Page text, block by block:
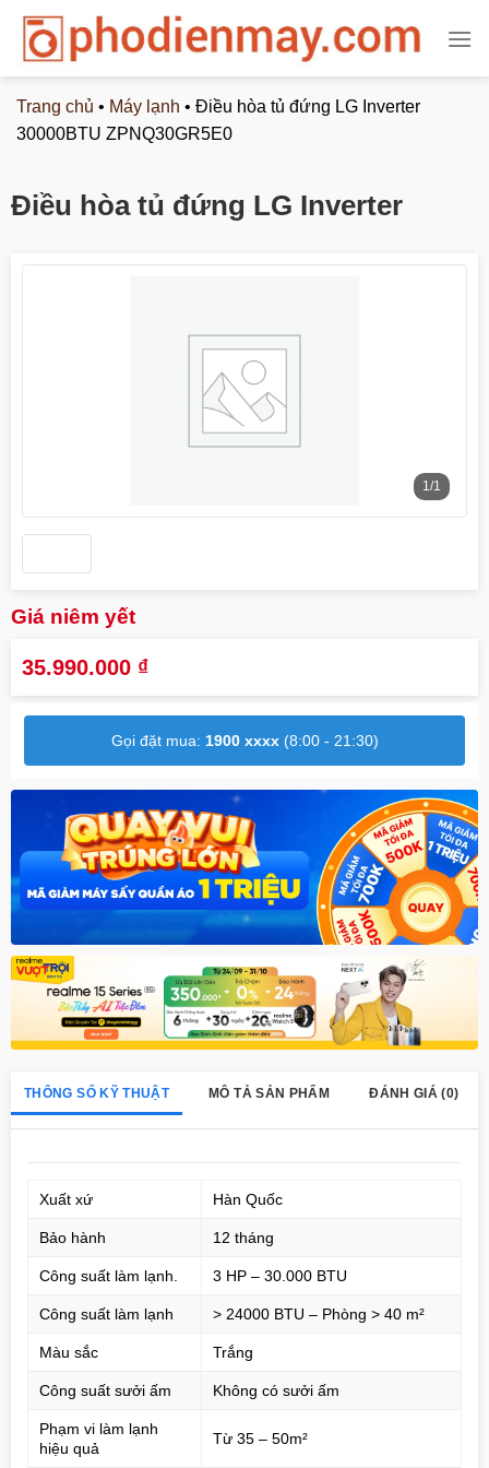
Chuyển
Trang chủ • Máy lạnh • Điều hòa tủ đứng LG Inverter
30000BTU ZPNQ30GR5E0
Điều hòa tủ đứng LG Inverter
1 /1
Giá niêm yết
35.990.000 ₫
Gọi đặt mua: 1900 xxxx(8:00 - 21:30)
THÔNG SỐ KỸ THUẬT MÔ TẢ SẢN PHẨM ĐÁNH GIÁ (0)
Xuất xứ Hàn Quốc
Bảo hành 12 tháng
Công suất làm lạnh. 3 HP – 30.000 BTU
Công suất làm lạnh > 24000 BTU – Phòng > 40 m²
Màu sắc Trắng
Công suất sưởi ấm Không có sưởi ấm
Phạm vi làm lạnh
hiệu quả
Từ 35 – 50m²